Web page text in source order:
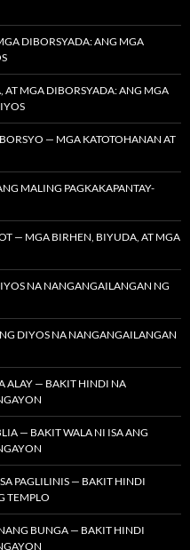
DIBORSYADA: ANG MGA
MGA DIBORSYADA: ANG MGA
— MGA KATOTOHANAN AT
MALING PAGKAKAPANTAY-
— MGA BIRHEN, BIYUDA, AT MGA
NA NANGANGAILANGAN NG
DIYOS NA NANGANGAILANGAN
ALAY — BAKIT HINDI NA
— BAKIT WALA NI ISA ANG
PAGLILINIS — BAKIT HINDI
TEMPLO
BUNGA — BAKIT HINDI